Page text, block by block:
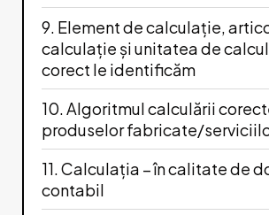
9. Element de calculație,
calculație și unitatea de
corect le identificăm
10. Algoritmul calculării
produselor fabricate/
11. Calculația – în calitate de
contabil